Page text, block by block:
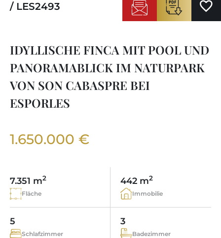
IMMOBILIEN
BAUPROJEKTE
NEUBAUVILLEN
LUXUSIMMOBILIEN
WEINGÜTER
UNSER SERVICE
BOUTIQUE-HOTEL-VERKAUFEN
STEUERN UND KAUFNEBENKOSTEN
ENERGIEZERTIFIKAT
IHR LUXUSMAKLER AUF MALLORCA
IMMOBILIENMAKLER IN PORT ANDRATX
UNSER TEAM
BLOG
MAKLER WERDEN
REGIONEN
IMMOBILIENREGIONEN
REGION SANTA PONSA
LIFESTYLE
SHOPPING AUF MALLORCA
FREIZEITAKTIVITÄTEN AUF MALLORCA
SCHULEN AUF MALLORCA
MAGAZIN
CHRISTIE'S
/ LES2493
IDYLLISCHE FINCA MIT POOL UND
PANORAMABLICK IM NATURPARK
VON SON CABASPRE BEI
ESPORLES
1.650.000 €
7.351 m2
Fläche
442 m2
Immobilie
5
Schlafzimmer
3
Badezimmer